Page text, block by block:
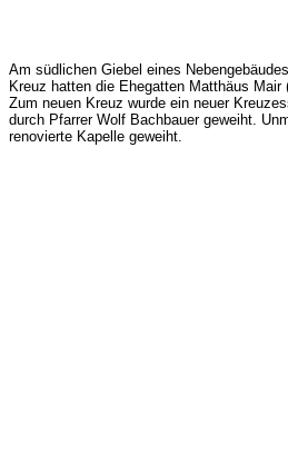
Am südlichen Giebel eines
Kreuz hatten die Ehegatten Matthäus
Zum neuen Kreuz wurde ein neuer
durch Pfarrer Wolf Bachbauer geweiht.
renovierte Kapelle geweiht.